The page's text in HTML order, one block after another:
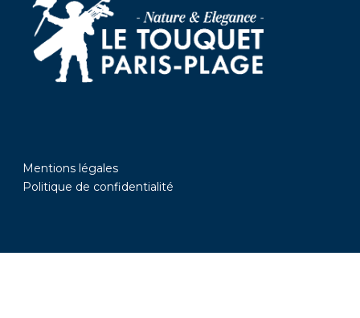
Mentions légales
Politique de confidentialité